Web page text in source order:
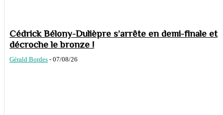
Cédrick Bélony-Dulièpre s’arrête en demi-finale et
décroche le bronze !
Gérald Bordes - 07/08/26